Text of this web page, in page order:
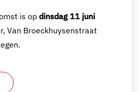
is op dinsdag 11 juni
Van Broeckhuysenstraat